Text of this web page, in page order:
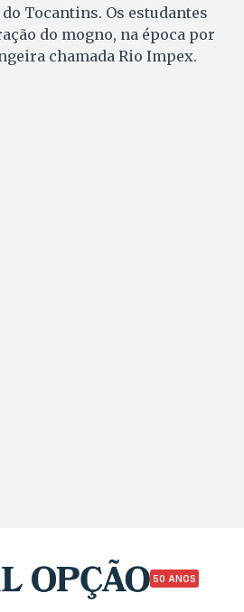
Tocantins. Os estudantes
do mogno, na época por
chamada Rio Impex.
50 ANOS